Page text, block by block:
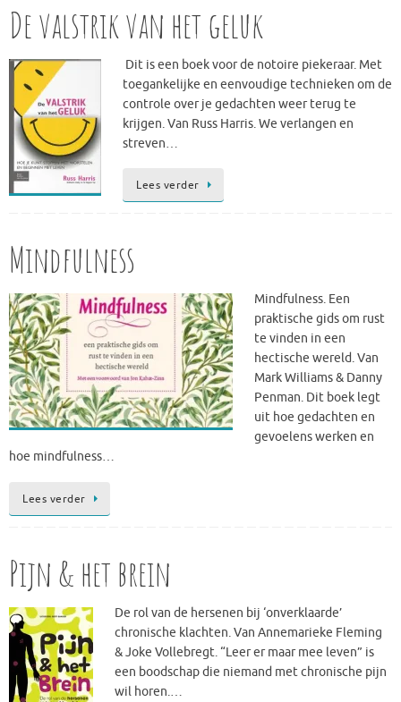
De valstrik van het geluk
Dit is een boek voor de notoire piekeraar. Met
toegankelijke en eenvoudige technieken om de
controle over je gedachten weer terug te
krijgen. Van Russ Harris. We verlangen en
streven…
Lees verder
Mindfulness
Mindfulness. Een
praktische gids om rust
te vinden in een
hectische wereld. Van
Mark Williams & Danny
Penman. Dit boek legt
uit hoe gedachten en
gevoelens werken en
hoe mindfulness…
Lees verder
Pijn & het brein
De rol van de hersenen bij ‘onverklaarde’
chronische klachten. Van Annemarieke Fleming
& Joke Vollebregt. “Leer er maar mee leven” is
een boodschap die niemand met chronische pijn
wil horen.…